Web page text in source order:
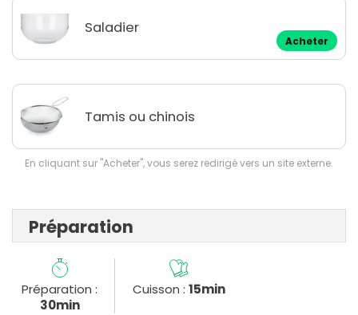
Saladier
Acheter
Tamis ou chinois
En cliquant sur "Acheter", vous serez redirigé vers un site externe.
Préparation
Préparation :
30min
Cuisson : 15min